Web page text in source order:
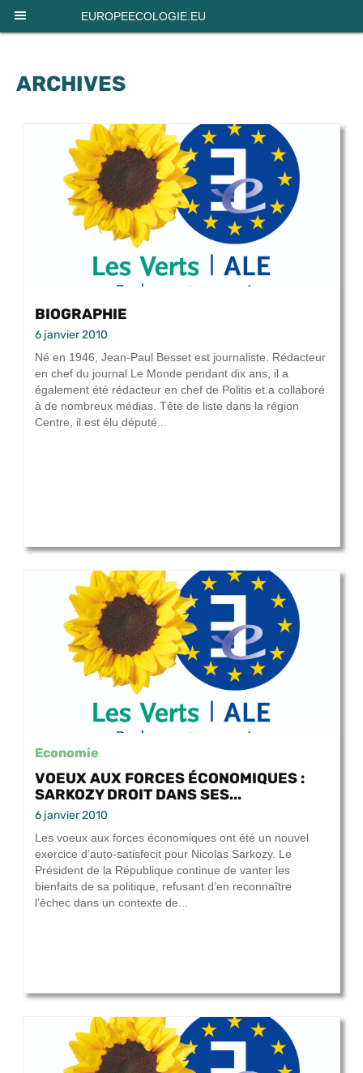
EUROPEECOLOGIE.EU
ARCHIVES
BIOGRAPHIE
6 janvier 2010
Né en 1946, Jean-Paul Besset est journaliste. Rédacteur
en chef du journal Le Monde pendant dix ans, il a
également été rédacteur en chef de Politis et a collaboré
à de nombreux médias. Tête de liste dans la région
Centre, il est élu député...
Economie
VOEUX AUX FORCES ÉCONOMIQUES :
SARKOZY DROIT DANS SES...
6 janvier 2010
Les voeux aux forces économiques ont été un nouvel
exercice d’auto-satisfecit pour Nicolas Sarkozy. Le
Président de la République continue de vanter les
bienfaits de sa politique, refusant d’en reconnaître
l’échec dans un contexte de...